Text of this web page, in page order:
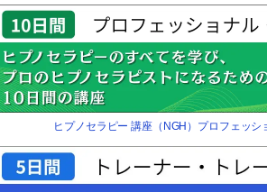
ヒプノセラピー 講座（NGH）プロフェッ